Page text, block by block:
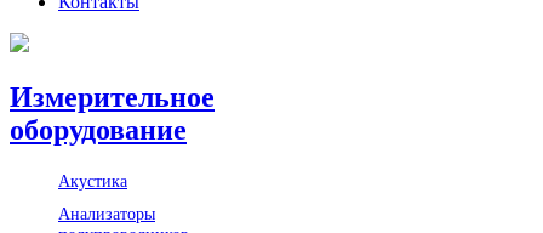
Измерительное
оборудование
Акустика
Анализаторы